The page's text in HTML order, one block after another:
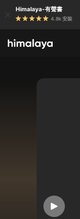
Himalaya-有聲書
4.8k 安裝